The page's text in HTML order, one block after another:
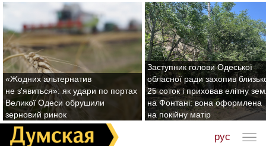
«Жодних альтернатив
не з'явиться»: як удари по портах
Великої Одеси обрушили
зерновий ринок
Заступник голови Одеської
обласної ради захопив
25 соток і приховав елітну
на Фонтані: вона оформлена
на покійну матір
рус